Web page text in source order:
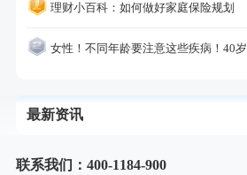
理财小百科：如何做好家庭保险规划
女性！不同年龄要注意这些疾病！40岁的这个疾病最需要注意！
最新资讯
联系我们：400-1184-900